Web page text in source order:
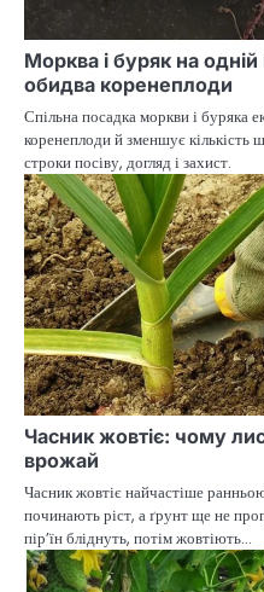
Морква і буряк на одній
обидва коренеплоди
Спільна посадка моркви і буряка
коренеплоди й зменшує кількість
строки посіву, догляд і захист.
Часник жовтіє: чому
врожай
Часник жовтіє найчастіше
починають ріст, а ґрунт ще не
пір’їн бліднуть, потім жовтіють…